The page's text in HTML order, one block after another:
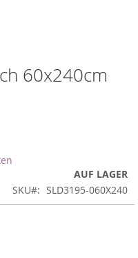
60x240cm
AUF LAGER
SKU
SLD3195-060X240